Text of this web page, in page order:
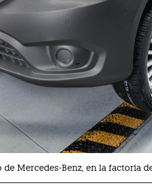
Mercedes-Benz, en la factoría de